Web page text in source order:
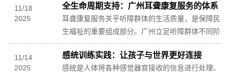
核心议题...
11/18
2025
全生命周期支持：广州耳聋康复服务的体系
化建设
耳聋康复服务关乎听障群体的生活质量，是保障民
生福祉的重要组成部分。广州立足听障群体不同阶
段的康复需求，以体系化建设为抓手，构建覆盖全
生命周期...
11/14
2025
感统训练实践：让孩子与世界更好连接
感统是人体将各种感觉器官接收的信息进行处理、